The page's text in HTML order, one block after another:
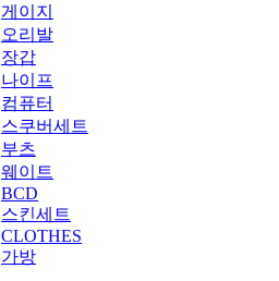
게이지
오리발
장갑
나이프
컴퓨터
스쿠버세트
부츠
웨이트
BCD
스킨세트
CLOTHES
가방